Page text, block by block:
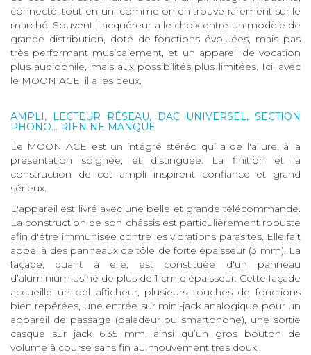
connecté, tout-en-un, comme on en trouve rarement sur le
marché. Souvent, l'acquéreur a le choix entre un modèle de
grande distribution, doté de fonctions évoluées, mais pas
très performant musicalement, et un appareil de vocation
plus audiophile, mais aux possibilités plus limitées. Ici, avec
le MOON ACE, il a les deux.
AMPLI, LECTEUR RÉSEAU, DAC UNIVERSEL, SECTION
PHONO... RIEN NE MANQUE
Le MOON ACE est un intégré stéréo qui a de l'allure, à la
présentation soignée, et distinguée. La finition et la
construction de cet ampli inspirent confiance et grand
sérieux.
L'appareil est livré avec une belle et grande télécommande.
La construction de son châssis est particulièrement robuste
afin d'être immunisée contre les vibrations parasites. Elle fait
appel à des panneaux de tôle de forte épaisseur (3 mm). La
façade, quant à elle, est constituée d'un panneau
d’aluminium usiné de plus de 1 cm d’épaisseur. Cette façade
accueille un bel afficheur, plusieurs touches de fonctions
bien repérées, une entrée sur mini-jack analogique pour un
appareil de passage (baladeur ou smartphone), une sortie
casque sur jack 6,35 mm, ainsi qu’un gros bouton de
volume à course sans fin au mouvement très doux.